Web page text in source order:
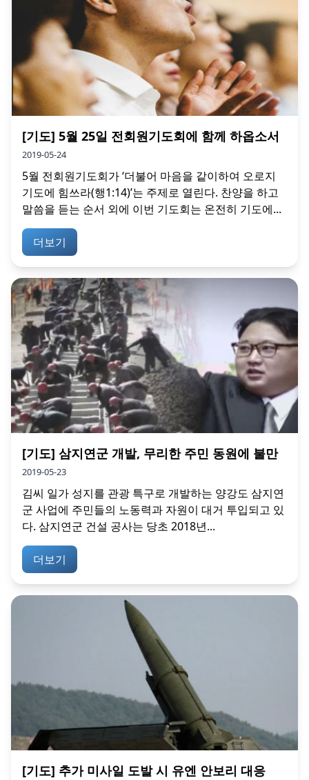
[기도] 5월 25일 전회원기도회에 함께 하옵소서
2019-05-24
5월 전회원기도회가 ‘더불어 마음을 같이하여 오로지
기도에 힘쓰라(행1:14)’는 주제로 열린다. 찬양을 하고
말씀을 듣는 순서 외에 이번 기도회는 온전히 기도에...
더보기
[기도] 삼지연군 개발, 무리한 주민 동원에 불만
2019-05-23
김씨 일가 성지를 관광 특구로 개발하는 양강도 삼지연
군 사업에 주민들의 노동력과 자원이 대거 투입되고 있
다. 삼지연군 건설 공사는 당초 2018년...
더보기
[기도] 추가 미사일 도발 시 유엔 안보리 대응